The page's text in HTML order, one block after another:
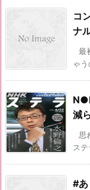
コ
ナ
最
ゃ
減
思
ス
#あ